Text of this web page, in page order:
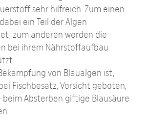
sehr hilfreich. Zum einen
ein Teil der Algen
zum anderen werden die
bei ihrem Nährstoffaufbau
von Blaualgen ist,
Fischbesatz, Vorsicht geboten,
beim Absterben giftige Blausäure